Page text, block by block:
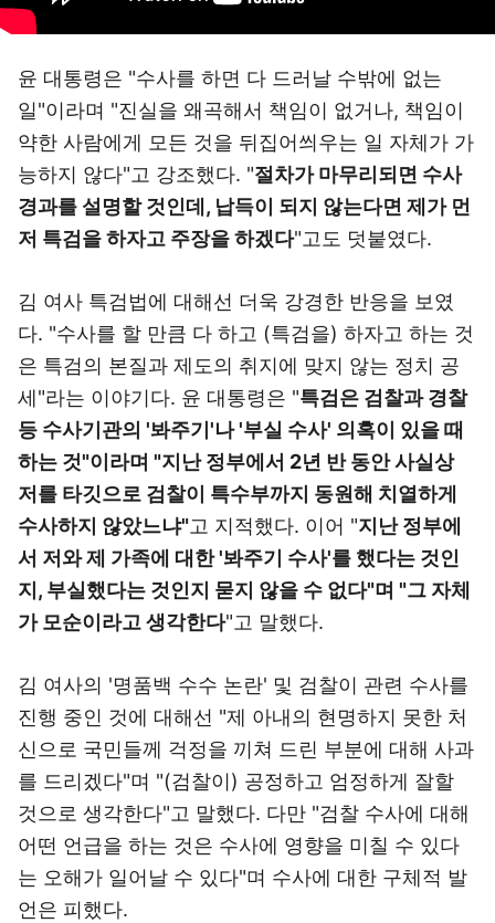
윤 대통령은 "수사를 하면 다 드러날 수밖에 없는
일"이라며 "진실을 왜곡해서 책임이 없거나, 책임이
약한 사람에게 모든 것을 뒤집어씌우는 일 자체가 가
능하지 않다"고 강조했다. "절차가 마무리되면 수사
경과를 설명할 것인데, 납득이 되지 않는다면 제가 먼
저 특검을 하자고 주장을 하겠다"고도 덧붙였다.
김 여사 특검법에 대해선 더욱 강경한 반응을 보였
다. "수사를 할 만큼 다 하고 (특검을) 하자고 하는 것
은 특검의 본질과 제도의 취지에 맞지 않는 정치 공
세"라는 이야기다. 윤 대통령은 "특검은 검찰과 경찰
등 수사기관의 '봐주기'나 '부실 수사' 의혹이 있을 때
하는 것"이라며 "지난 정부에서 2년 반 동안 사실상
저를 타깃으로 검찰이 특수부까지 동원해 치열하게
수사하지 않았느냐"고 지적했다. 이어 "지난 정부에
서 저와 제 가족에 대한 '봐주기 수사'를 했다는 것인
지, 부실했다는 것인지 묻지 않을 수 없다"며 "그 자체
가 모순이라고 생각한다"고 말했다.
김 여사의 '명품백 수수 논란' 및 검찰이 관련 수사를
진행 중인 것에 대해선 "제 아내의 현명하지 못한 처
신으로 국민들께 걱정을 끼쳐 드린 부분에 대해 사과
를 드리겠다"며 "(검찰이) 공정하고 엄정하게 잘할
것으로 생각한다"고 말했다. 다만 "검찰 수사에 대해
어떤 언급을 하는 것은 수사에 영향을 미칠 수 있다
는 오해가 일어날 수 있다"며 수사에 대한 구체적 발
언은 피했다.